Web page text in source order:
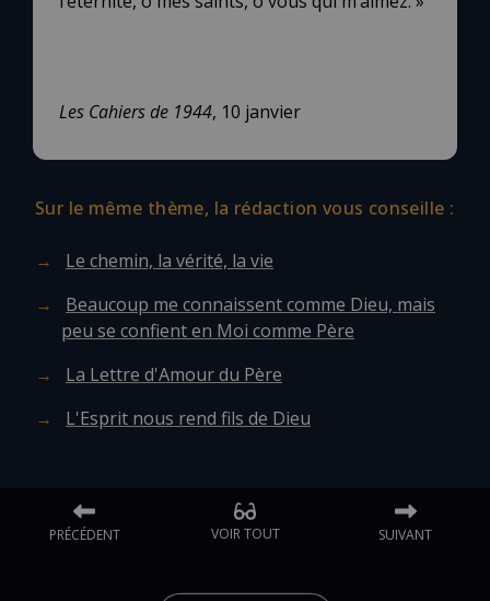
Les Cahiers de 1944, 10 janvier
Sur le même thème, la rédaction vous conseille :
Le chemin, la vérité, la vie
Beaucoup me connaissent comme Dieu, mais
peu se confient en Moi comme Père
La Lettre d'Amour du Père
L'Esprit nous rend fils de Dieu
PRÉCÉDENT VOIR TOUT SUIVANT